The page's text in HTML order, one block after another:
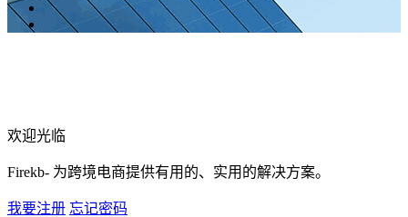
欢迎光临
Firekb- 为跨境电商提供有用的、实用的解决方案。
我要注册 忘记密码